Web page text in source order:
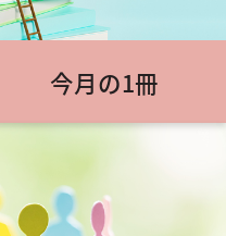
今月の1冊